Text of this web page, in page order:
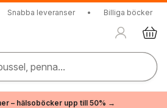
Snabba leveranser • Billiga böcker
penna...
– hälsoböcker upp till 50% →